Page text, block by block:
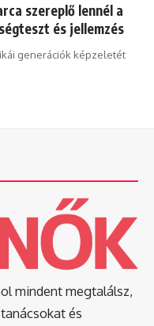
szereplő lennél a
és jellemzés
generációk képzeletét
mindent megtalálsz,
és